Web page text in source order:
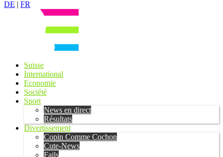
DE | FR
Suisse
International
Economie
Société
Sport
News en direct
Résultats
Divertissement
Copin Comme Cochon
Cute-News
Fails